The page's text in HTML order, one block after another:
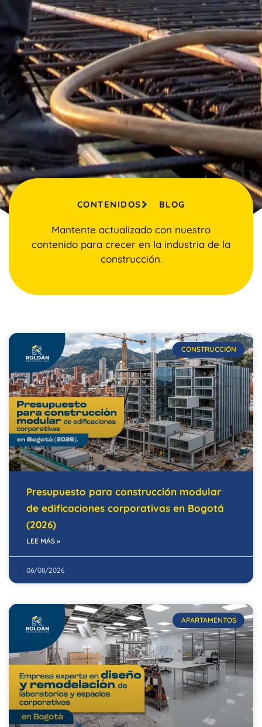
CONTENIDOS BLOG
Mantente actualizado con nuestro
contenido para crecer en la industria de la
construcción.
CONSTRUCCIÓN
Presupuesto para construcción modular
de edificaciones corporativas en Bogotá
(2026)
LEE MÁS »
06/08/2026
APARTAMENTOS